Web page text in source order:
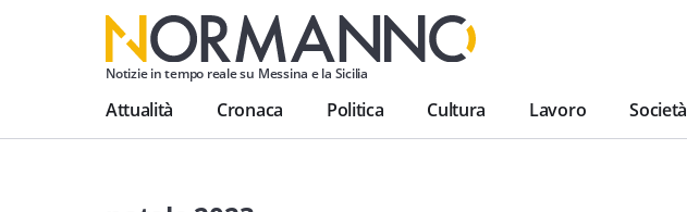
Notizie in tempo reale su Messina e la Sicilia
Attualità Cronaca Politica Cultura Lavoro Società